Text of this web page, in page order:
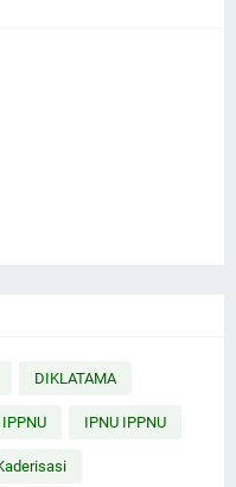
DIKLATAMA
IPNU IPPNU